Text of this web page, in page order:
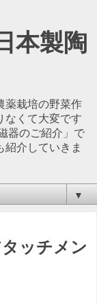
本製陶
薬栽培の野菜作
なくて大変です
器のご紹介」で
紹介していきま
▼
ッチメン